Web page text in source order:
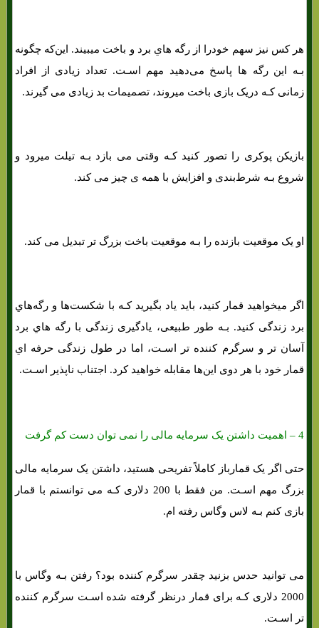
هر کس نیز سهم خودرا از رگه هاي‌ برد و باخت میبیند. این‌که چگونه
بـه این رگه ها پاسخ می‌دهید مهم اسـت. تعداد زیادی از افراد
زمانی کـه دریک بازی باخت میروند، تصمیمات بد زیادی می گیرند.
بازیکن پوکری را تصور کنید کـه وقتی می بازد بـه تیلت میرود و
شروع بـه شرط‌بندی و افزایش با همه ی چیز می کند.
او یک موقعیت بازنده را بـه موقعیت باخت بزرگ تر تبدیل می کند.
اگر میخواهید قمار کنید، باید یاد بگیرید کـه با شکست‌ها و رگه‌هاي‌
برد زندگی کنید. بـه طور طبیعی، یادگیری زندگی با رگه هاي‌ برد
آسان تر و سرگرم کننده تر اسـت، اما در طول زندگی حرفه اي
قمار خود با هر دوی این‌ها مقابله خواهید کرد. اجتناب ناپذیر اسـت.
4 – اهمیت داشتن یک سرمایه مالی را نمی توان دست کم گرفت
حتی اگر یک قمارباز کاملاً تفریحی هستید، داشتن یک سرمایه مالی
بزرگ مهم اسـت. من فقط با 200 دلاری کـه می توانستم با قمار
بازی کنم بـه لاس وگاس رفته ام.
می توانید حدس بزنید چقدر سرگرم کننده بود؟ رفتن بـه وگاس با
2000 دلاری کـه برای قمار درنظر گرفته شده اسـت سرگرم کننده
تر اسـت.